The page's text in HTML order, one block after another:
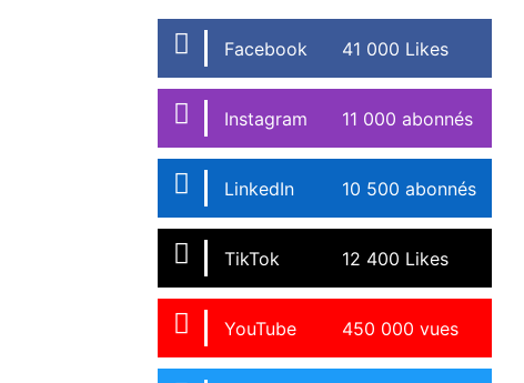
Facebook 41 000 Likes
Instagram 11 000 abonnés
LinkedIn 10 500 abonnés
TikTok 12 400 Likes
YouTube 450 000 vues